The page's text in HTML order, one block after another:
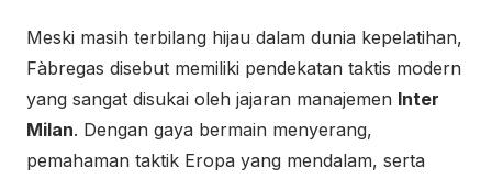
Meski masih terbilang hijau dalam dunia kepelatihan,
Fàbregas disebut memiliki pendekatan taktis modern
yang sangat disukai oleh jajaran manajemen Inter
Milan. Dengan gaya bermain menyerang,
pemahaman taktik Eropa yang mendalam, serta